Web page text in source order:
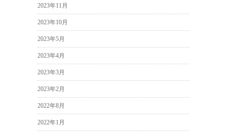
2023年11月
2023年10月
2023年5月
2023年4月
2023年3月
2023年2月
2022年8月
2022年1月